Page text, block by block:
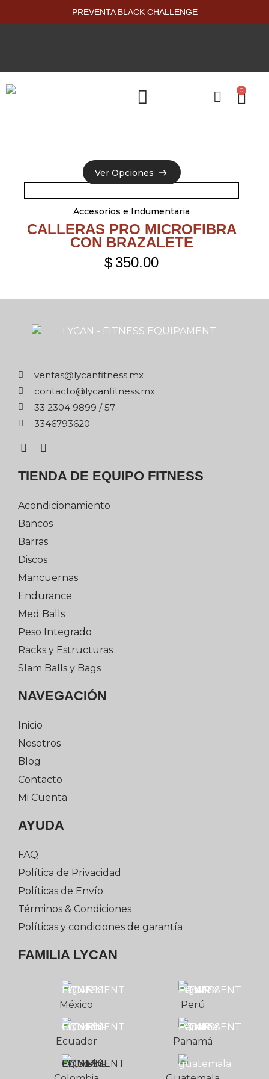
PREVENTA BLACK CHALLENGE
0
Ver Opciones
Ver Opciones
Accesorios e Indumentaria
CALLERAS PRO MICROFIBRA
CON BRAZALETE
$ 350.00
xm.ssentifnacyl@satnev
xm.ssentifnacyl@otcatnoc
75 / 9989 4032 33
0263976433
TIENDA DE EQUIPO FITNESS
Acondicionamiento
Bancos
Barras
Discos
Mancuernas
Endurance
Med Balls
Peso Integrado
Racks y Estructuras
Slam Balls y Bags
NAVEGACIÓN
Inicio
Nosotros
Blog
Contacto
Mi Cuenta
AYUDA
FAQ
Política de Privacidad
Políticas de Envío
Términos & Condiciones
Políticas y condiciones de garantía
FAMILIA LYCAN
México
Ecuador
Perú
Panamá